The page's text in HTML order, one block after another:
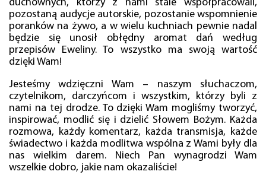
duchownych, którzy z nami stale współpracowali,
pozostaną audycje autorskie, pozostanie wspomnienie
poranków na żywo, a w wielu kuchniach pewnie nadal
będzie się unosił obłędny aromat dań według
przepisów Eweliny. To wszystko ma swoją wartość
dzięki Wam!
Jesteśmy wdzięczni Wam – naszym słuchaczom,
czytelnikom, darczyńcom i wszystkim, którzy byli z
nami na tej drodze. To dzięki Wam mogliśmy tworzyć,
inspirować, modlić się i dzielić Słowem Bożym. Każda
rozmowa, każdy komentarz, każda transmisja, każde
świadectwo i każda modlitwa wspólna z Wami były dla
nas wielkim darem. Niech Pan wynagrodzi Wam
wszelkie dobro, jakie nam okazaliście!